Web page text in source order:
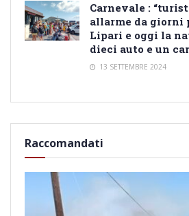
Carnevale :
allarme da giorni
Lipari e oggi la
dieci auto e un
13 SETTEMBRE 2024
Raccomandati